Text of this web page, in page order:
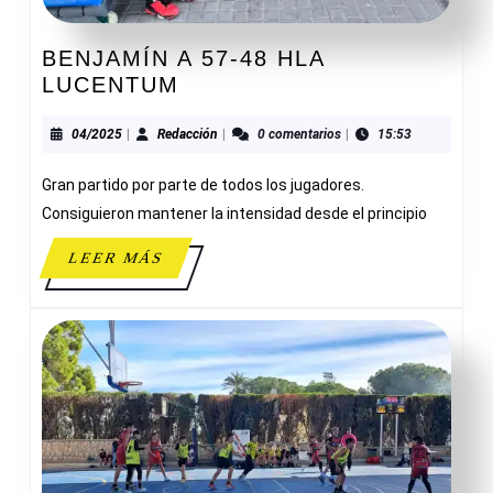
BENJAMÍN A 57-48 HLA
LUCENTUM
57-
HLA
LUCENTUM
04/202504/2025
| Redacción Redacción
| 0 comentarios | 15:53
Gran partido por parte de todos los jugadores.
Consiguieron mantener la intensidad desde el principio
LEER MÁSLEER
MÁS